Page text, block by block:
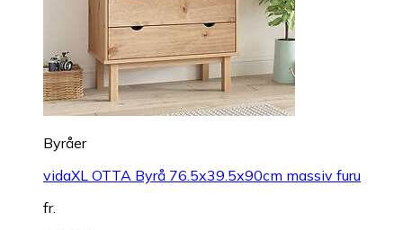
Byråer
vidaXL OTTA Byrå 76.5x39.5x90cm massiv furu
fr.